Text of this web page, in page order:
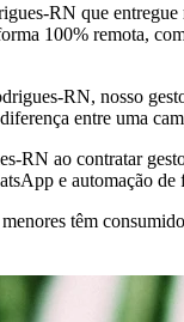
RN que
100% remota,
RN, nosso
entre uma
RN ao contratar
e automação
têm